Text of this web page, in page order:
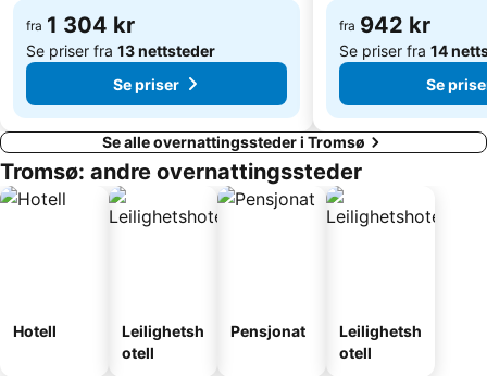
fra 1 304 kr
Se priser fra 13 nettsteder
Se priser
fra 942 kr
Se priser fra 14
Se
Se alle overnattingssteder i Tromsø
Tromsø: andre overnattingssteder
Hotell
Leilighetsh
otell
Pensjonat
Leilighetsh
otell